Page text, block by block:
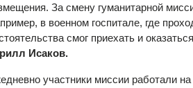
За смену гуманитарной
в военном госпитале, где
смог приехать и
Исаков.
участники миссии работали